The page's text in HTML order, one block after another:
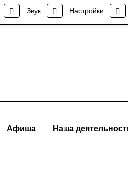
Звук: Настройки:
Афиша Наша